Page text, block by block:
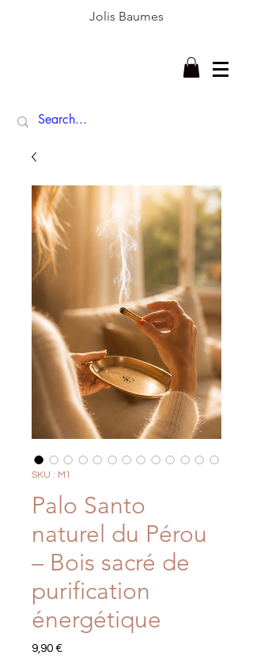
Jolis Baumes
SKU : M1
Palo Santo
naturel du Pérou
– Bois sacré de
purification
énergétique
9,90 €Prix